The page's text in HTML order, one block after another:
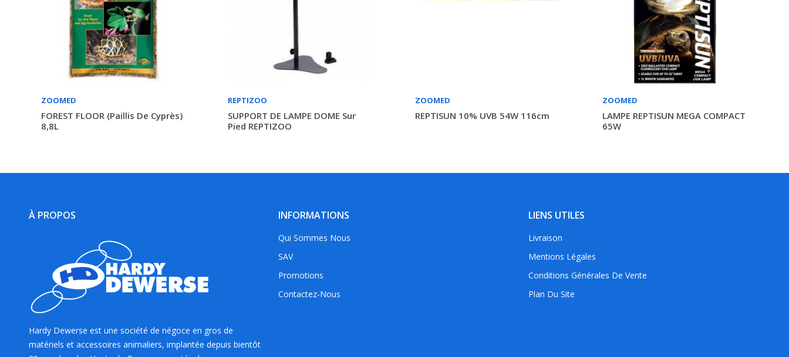
ZOOMED
FOREST FLOOR (Paillis De Cyprès)
8,8L
REPTIZOO
SUPPORT DE LAMPE DOME Sur
Pied REPTIZOO
ZOOMED
REPTISUN 10% UVB 54W 116cm
ZOOMED
LAMPE REPTISUN MEGA COMPACT
65W
À PROPOS
Hardy Dewerse est une société de négoce en gros de
matériels et accessoires animaliers, implantée depuis bientôt
INFORMATIONS
Qui Sommes Nous
SAV
Promotions
Contactez-Nous
LIENS UTILES
Livraison
Mentions Légales
Conditions Générales De Vente
Plan Du Site